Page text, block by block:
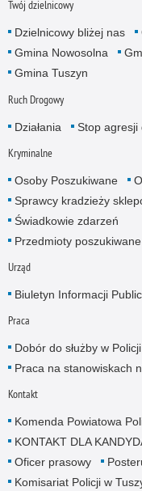
Twój dzielnicowy
Dzielnicowy bliżej nas
Gmina Nowosolna
Gmina Tuszyn
Ruch Drogowy
Działania Stop agresji
Kryminalne
Osoby Poszukiwane
Sprawcy kradzieży
Świadkowie zdarzeń
Przedmioty
Urząd
Biuletyn Informacji
Praca
Dobór do służby w Policji
Praca na stanowiskach
Kontakt
Komenda Powiatowa
KONTAKT DLA
Oficer prasowy
Komisariat Policji w